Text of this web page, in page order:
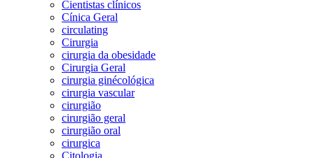
Cientistas clínicos
Cínica Geral
circulating
Cirurgia
cirurgia da obesidade
Cirurgia Geral
cirurgia ginécológica
cirurgia vascular
cirurgião
cirurgião geral
cirurgião oral
cirurgica
Citologia